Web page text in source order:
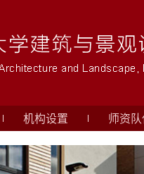
机构设置 师资队